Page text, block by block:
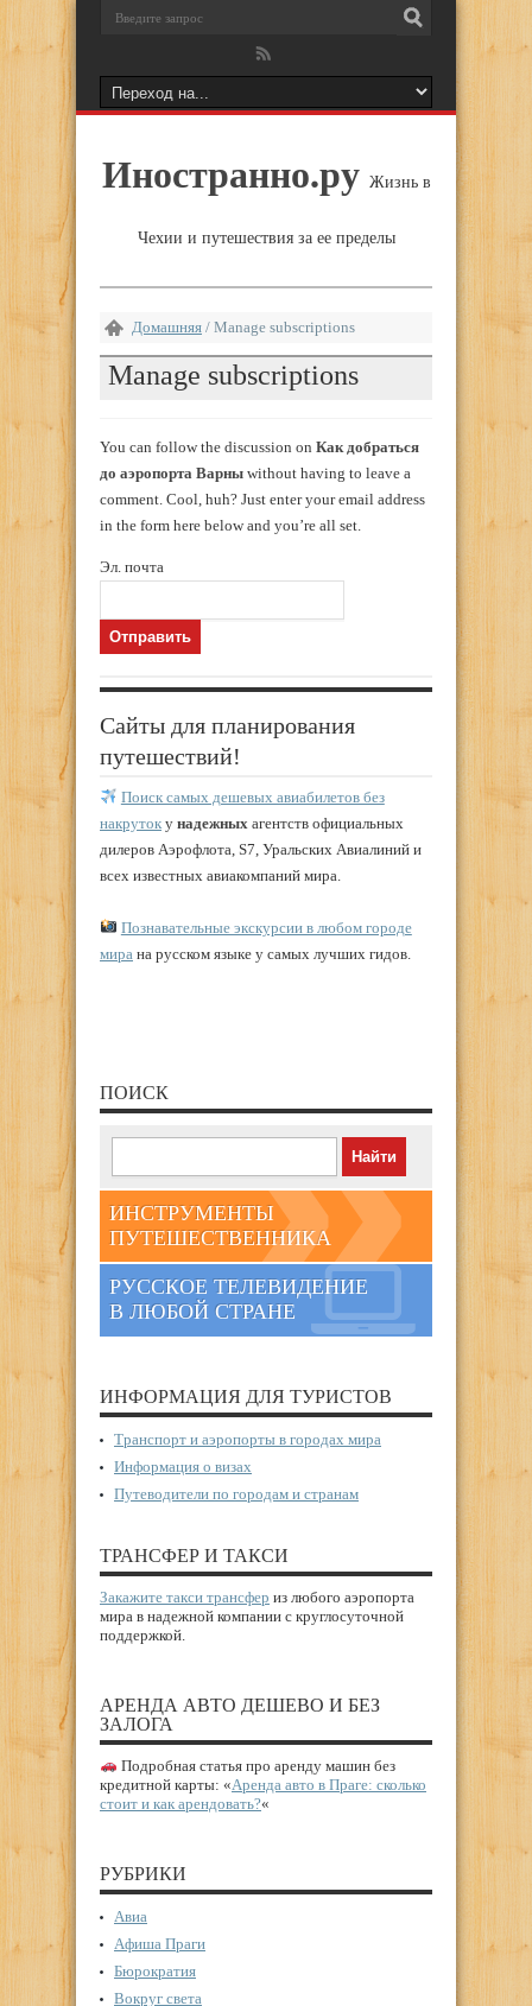
Иностранно.ру Жизнь в
Чехии и путешествия за ее пределы
Домашняя / Manage subscriptions
Manage subscriptions
You can follow the discussion on Как добраться
до аэропорта Варны without having to leave a
comment. Cool, huh? Just enter your email address
in the form here below and you’re all set.
Эл. почта
Сайты для планирования
путешествий!
Поиск самых дешевых авиабилетов без
накруток у надежных агентств официальных
дилеров Аэрофлота, S7, Уральских Авиалиний и
всех известных авиакомпаний мира.
Познавательные экскурсии в любом городе
мира на русском языке у самых лучших гидов.
ПОИСК
ИНСТРУМЕНТЫ
ПУТЕШЕСТВЕННИКА
РУССКОЕ ТЕЛЕВИДЕНИЕ
В ЛЮБОЙ СТРАНЕ
ИНФОРМАЦИЯ ДЛЯ ТУРИСТОВ
Транспорт и аэропорты в городах мира
Информация о визах
Путеводители по городам и странам
ТРАНСФЕР И ТАКСИ
Закажите такси трансфер из любого аэропорта
мира в надежной компании с круглосуточной
поддержкой.
АРЕНДА АВТО ДЕШЕВО И БЕЗ
ЗАЛОГА
Подробная статья про аренду машин без
кредитной карты: «Аренда авто в Праге: сколько
стоит и как арендовать?«
РУБРИКИ
Авиа
Афиша Праги
Бюрократия
Вокруг света